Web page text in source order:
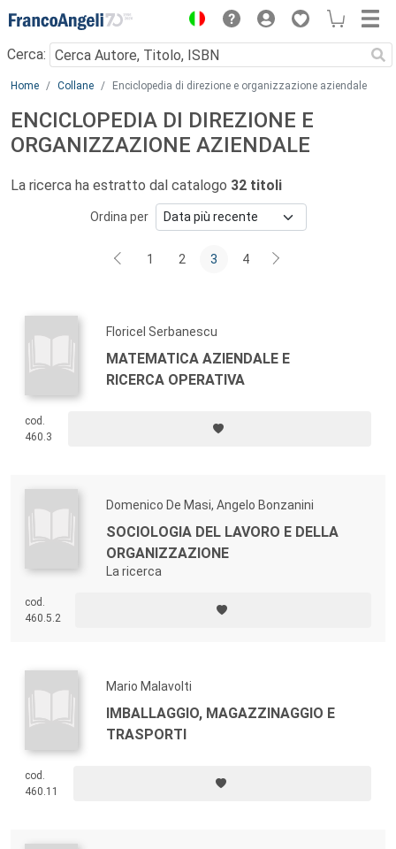
Menu
Cerca:
Main content
Home Collane Enciclopedia di direzione e organizzazione aziendale
ENCICLOPEDIA DI DIREZIONE E
ORGANIZZAZIONE AZIENDALE
La ricerca ha estratto dal catalogo 32 titoli
Ordina per
1 2 3 4
Floricel Serbanescu
MATEMATICA AZIENDALE E
RICERCA OPERATIVA
cod.
460.3
Domenico De Masi, Angelo Bonzanini
SOCIOLOGIA DEL LAVORO E DELLA
ORGANIZZAZIONE
La ricerca
cod.
460.5.2
Mario Malavolti
IMBALLAGGIO, MAGAZZINAGGIO E
TRASPORTI
cod.
460.11